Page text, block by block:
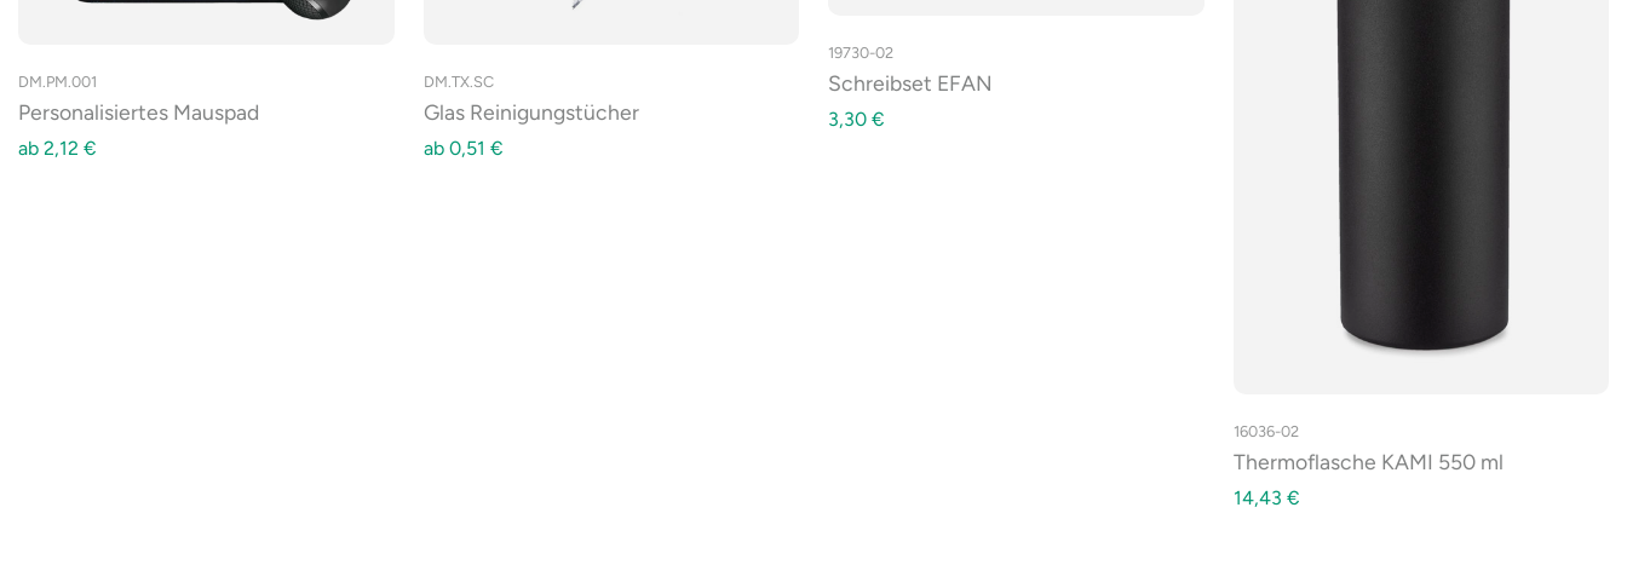
DM.PM.001
Personalisiertes Mauspad
ab 2,12 €
DM.TX.SC
Glas Reinigungstücher
ab 0,51 €
19730-02
Schreibset EFAN
3,30 €
16036-02
Thermoflasche KAMI 550 ml
14,43 €